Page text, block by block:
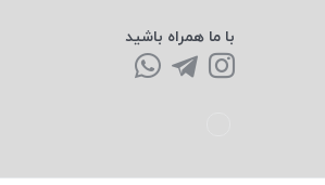
با ما همراه باشید